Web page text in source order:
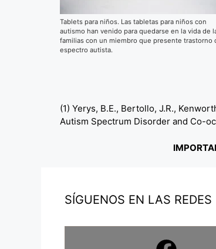
Tablets para niños. Las tabletas para niños con
autismo han venido para quedarse en la vida de
familias con un miembro que presente trastorno
espectro autista.
(1) Yerys, B.E., Bertollo, J.R.,
Autism Spectrum Disorder and Co-
SÍGUENOS EN LAS REDES